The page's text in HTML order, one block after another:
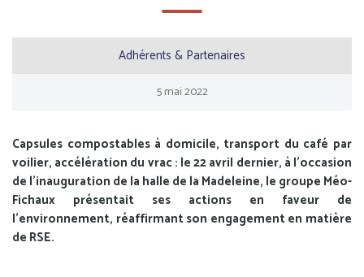
Adhérents & Partenaires
5mai2022
Capsules compostables à domicile, transport du café par
voilier, accélération du vrac : le 22 avril dernier, à l’occasion
de l’inauguration de la halle de la Madeleine, le groupe Méo-
Fichaux présentait ses actions en faveur de
l’environnement, réaffirmant son engagement en matière
de RSE.